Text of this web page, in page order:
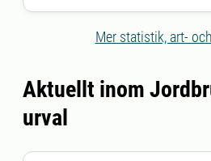
Mer statistik, art-
Aktuellt inom
urval